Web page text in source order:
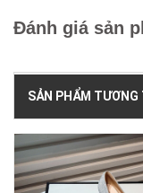
Đánh giá sản
SẢN PHẨM